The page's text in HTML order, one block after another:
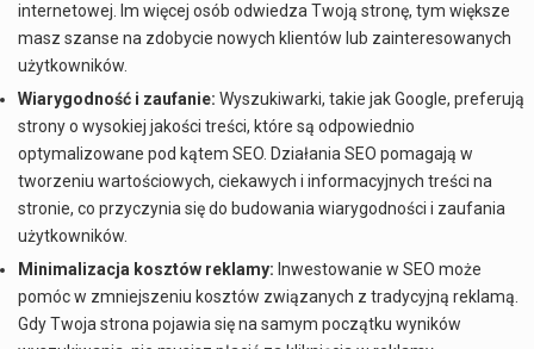
internetowej. Im więcej osób odwiedza Twoją stronę, tym większe
masz szanse na zdobycie nowych klientów lub zainteresowanych
użytkowników.
Wiarygodność i zaufanie: Wyszukiwarki, takie jak Google, preferują
strony o wysokiej jakości treści, które są odpowiednio
optymalizowane pod kątem SEO. Działania SEO pomagają w
tworzeniu wartościowych, ciekawych i informacyjnych treści na
stronie, co przyczynia się do budowania wiarygodności i zaufania
użytkowników.
Minimalizacja kosztów reklamy: Inwestowanie w SEO może
pomóc w zmniejszeniu kosztów związanych z tradycyjną reklamą.
Gdy Twoja strona pojawia się na samym początku wyników